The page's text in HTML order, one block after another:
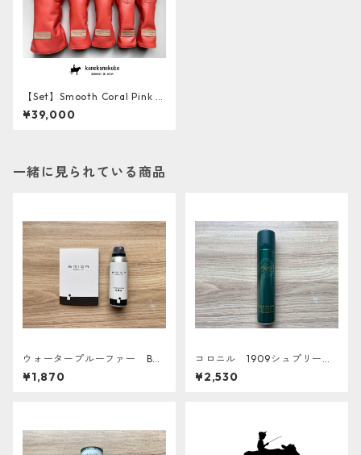
【Set】Smooth Coral Pink L
eather ソフト牛革ヘッドカバ
ー５本セット
¥39,000
一緒に見られている商品
ウォータープルーファー BRI
GA GOLF
¥1,870
コロニル 1909シュプリーム
プロテクトスプレー 200ml
保湿・防水スプレー
¥2,530